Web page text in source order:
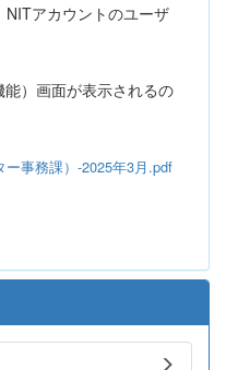
NITアカウントのユーザ
能）画面が表示されるの
事務課）-2025年3月.pdf